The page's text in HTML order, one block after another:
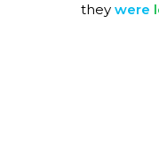
they were